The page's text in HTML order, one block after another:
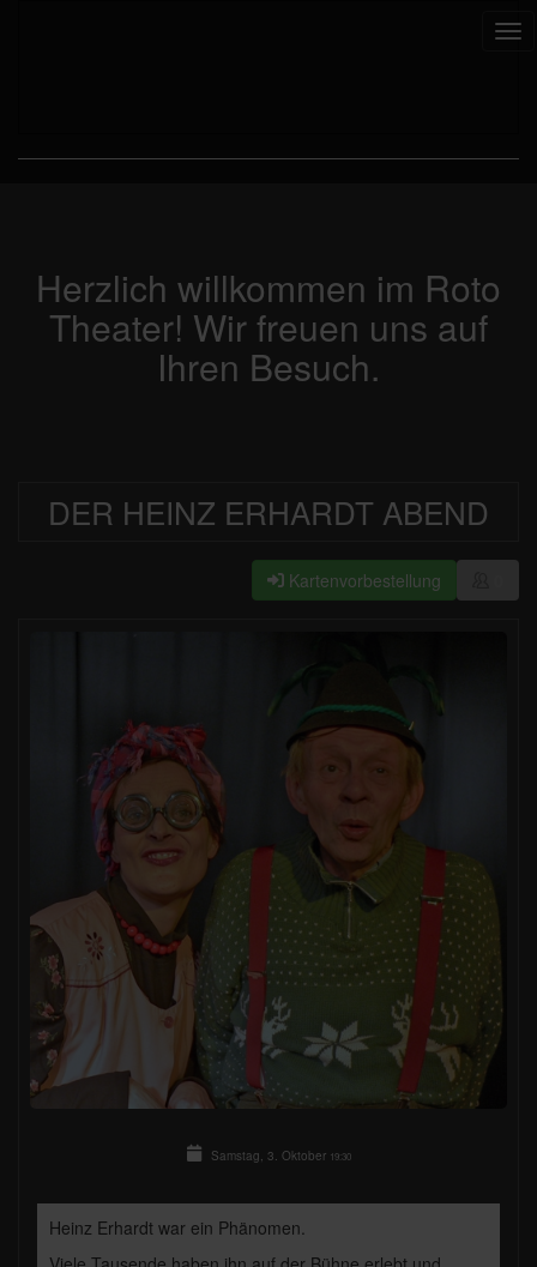
Herzlich willkommen im Roto
Theater! Wir freuen uns auf
Ihren Besuch.
DER HEINZ ERHARDT ABEND
Kartenvorbestellung
Samstag, 3. Oktober 19:30
Heinz Erhardt war ein Phänomen.